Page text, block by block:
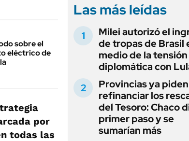
sobre el
eléctrico de
por
todas las
Las más leídas
Milei autorizó el
de tropas de Brasil
medio de la tensión
diplomática con
Provincias ya piden
refinanciar los
del Tesoro: Chaco
primer paso y se
sumarían más